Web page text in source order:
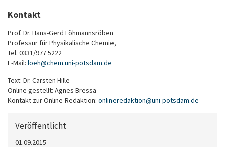
Kontakt
Prof. Dr. Hans-Gerd Löhmannsröben
Professur für Physikalische Chemie,
Tel. 0331/977 5222
E-Mail: loeh@chem.uni-potsdam.de
Text: Dr. Carsten Hille
Online gestellt: Agnes Bressa
Kontakt zur Online-Redaktion: onlineredaktion@uni-potsdam.de
Veröffentlicht
01.09.2015